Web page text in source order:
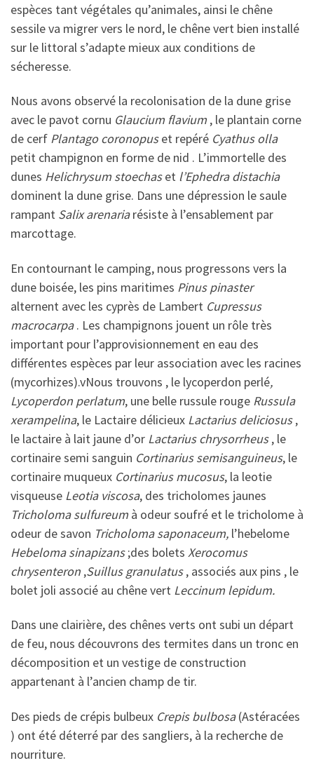
espèces tant végétales qu’animales, ainsi le chêne
sessile va migrer vers le nord, le chêne vert bien installé
sur le littoral s’adapte mieux aux conditions de
sécheresse.
Nous avons observé la recolonisation de la dune grise
avec le pavot cornu Glaucium flavium , le plantain corne
de cerf Plantago coronopuset repéré Cyathus olla
petit champignon en forme de nid . L’immortelle des
dunes Helichrysum stoechaset l’Ephedra distachia
dominent la dune grise. Dans une dépression le saule
rampant Salix arenariarésiste à l’ensablement par
marcottage.
En contournant le camping, nous progressons vers la
dune boisée, les pins maritimes Pinus pinaster
alternent avec les cyprès de Lambert Cupressus
macrocarpa. Les champignons jouent un rôle très
important pour l’approvisionnement en eau des
différentes espèces par leur association avec les racines
(mycorhizes).vNous trouvons , le lycoperdon perlé,
Lycoperdon perlatum, une belle russule rouge Russula
xerampelina, le Lactaire délicieux Lactarius deliciosus,
le lactaire à lait jaune d’or Lactarius chrysorrheus, le
cortinaire semi sanguin Cortinarius semisanguineus, le
cortinaire muqueux Cortinarius mucosus, la leotie
visqueuse Leotia viscosa, des tricholomes jaunes
Tricholoma sulfureum à odeur soufré et le tricholome à
odeur de savon Tricholoma saponaceum, l’hebelome
Hebeloma sinapizans;des bolets Xerocomus
chrysenteron ,Suillus granulatus, associés aux pins , le
bolet joli associé au chêne vert Leccinum lepidum.
Dans une clairière, des chênes verts ont subi un départ
de feu, nous découvrons des termites dans un tronc en
décomposition et un vestige de construction
appartenant à l’ancien champ de tir.
Des pieds de crépis bulbeux Crepis bulbosa(Astéracées
) ont été déterré par des sangliers, à la recherche de
nourriture.